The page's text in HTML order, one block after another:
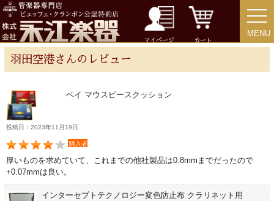
マイページ カート
MENU
MENU
羽田空港さんのレビュー
ベイ マウスピースクッション
投稿日：2023年11月19日
購入者
厚いものを求めていて、これまでの他社製品は0.8mmまでだったので
+0.07mmは良い。
インターセプトテクノロジー変色防止布 クラリネット用
アクセサリー
リード＆リードケース
リガチャー＆キャップ
ストラップ
ミュート